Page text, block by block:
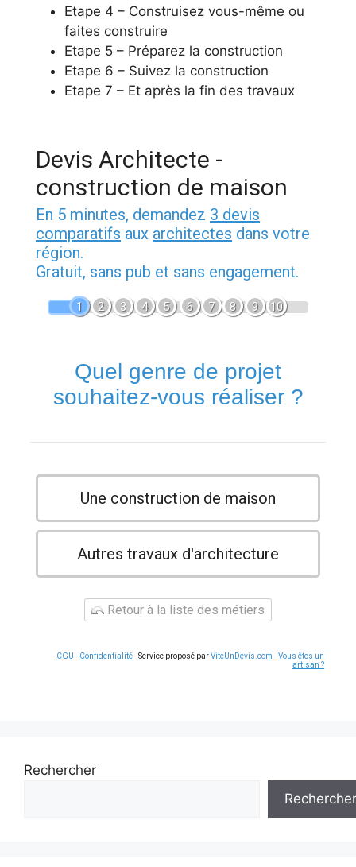
Etape 4 – Construisez vous-même ou
faites construire
Etape 5 – Préparez la construction
Etape 6 – Suivez la construction
Etape 7 – Et après la fin des travaux
Devis Architecte -
construction de maison
En 5 minutes, demandez 3 devis
comparatifs aux architectes dans votre
région.
Gratuit, sans pub et sans engagement.
1 2 3 4 5 6 7 8 9 10
Quel genre de projet
souhaitez-vous réaliser ?
Une construction de maison
Autres travaux d'architecture
Retour à la liste des métiers
CGU - Confidentialité- Service proposé parViteUnDevis.com -Vous êtes un
artisan ?
Rechercher
Rechercher